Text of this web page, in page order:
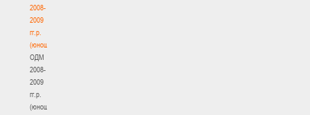
2008-
2009
гг.р.
(юноши)
ОДМ
2008-
2009
гг.р.
(юноши)